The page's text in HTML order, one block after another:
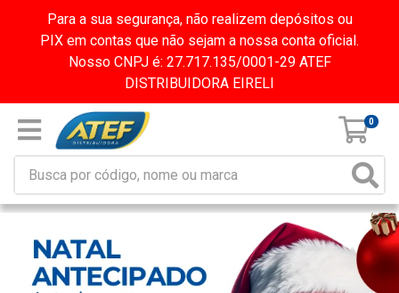
Para a sua segurança, não realizem depósitos ou
PIX em contas que não sejam a nossa conta oficial.
Nosso CNPJ é: 27.717.135/0001-29 ATEF
DISTRIBUIDORA EIRELI
0